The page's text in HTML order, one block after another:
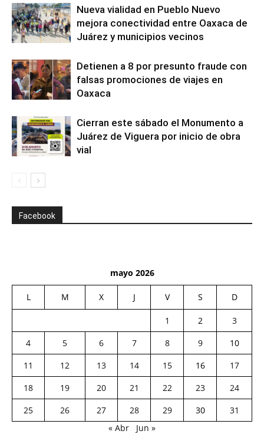
Nueva vialidad en Pueblo Nuevo
mejora conectividad entre Oaxaca de
Juárez y municipios vecinos
Detienen a 8 por presunto fraude con
falsas promociones de viajes en
Oaxaca
Cierran este sábado el Monumento a
Juárez de Viguera por inicio de obra
vial
Facebook
mayo 2026
L M X J V S D
1 2
3
4
5 6 7 8 9
10
11
12 13 14 15 16
17
18
19 20 21 22 23
24
25
26 27 28 29 30
31
« Abr
Jun »